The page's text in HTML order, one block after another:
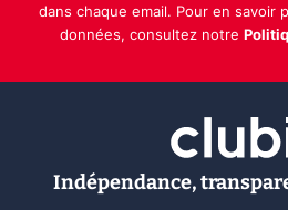
dans chaque email. Pour en savoir
données, consultez notre
Indépendance,